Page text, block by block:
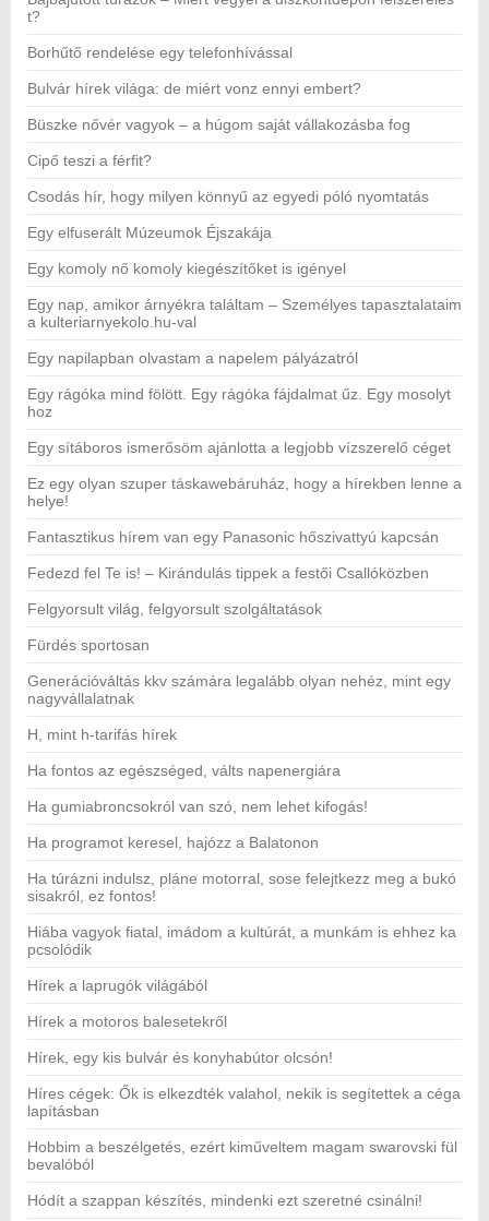
t?
Borhűtő rendelése egy telefonhívással
Bulvár hírek világa: de miért vonz ennyi embert?
Büszke nővér vagyok – a húgom saját vállakozásba fog
Cipő teszi a férfit?
Csodás hír, hogy milyen könnyű az egyedi póló nyomtatás
Egy elfuserált Múzeumok Éjszakája
Egy komoly nő komoly kiegészítőket is igényel
Egy nap, amikor árnyékra találtam – Személyes tapasztalataim
a kulteriarnyekolo.hu-val
Egy napilapban olvastam a napelem pályázatról
Egy rágóka mind fölött. Egy rágóka fájdalmat űz. Egy mosolyt
hoz
Egy sítáboros ismerősöm ajánlotta a legjobb vízszerelő céget
Ez egy olyan szuper táskawebáruház, hogy a hírekben lenne a
helye!
Fantasztikus hírem van egy Panasonic hőszivattyú kapcsán
Fedezd fel Te is! – Kirándulás tippek a festői Csallóközben
Felgyorsult világ, felgyorsult szolgáltatások
Fürdés sportosan
Generációváltás kkv számára legalább olyan nehéz, mint egy
nagyvállalatnak
H, mint h-tarifás hírek
Ha fontos az egészséged, válts napenergiára
Ha gumiabroncsokról van szó, nem lehet kifogás!
Ha programot keresel, hajózz a Balatonon
Ha túrázni indulsz, pláne motorral, sose felejtkezz meg a bukó
sisakról, ez fontos!
Hiába vagyok fiatal, imádom a kultúrát, a munkám is ehhez ka
pcsolódik
Hírek a laprugók világából
Hírek a motoros balesetekről
Hírek, egy kis bulvár és konyhabútor olcsón!
Híres cégek: Ők is elkezdték valahol, nekik is segítettek a céga
lapításban
Hobbim a beszélgetés, ezért kiműveltem magam swarovski fül
bevalóból
Hódít a szappan készítés, mindenki ezt szeretné csinálni!